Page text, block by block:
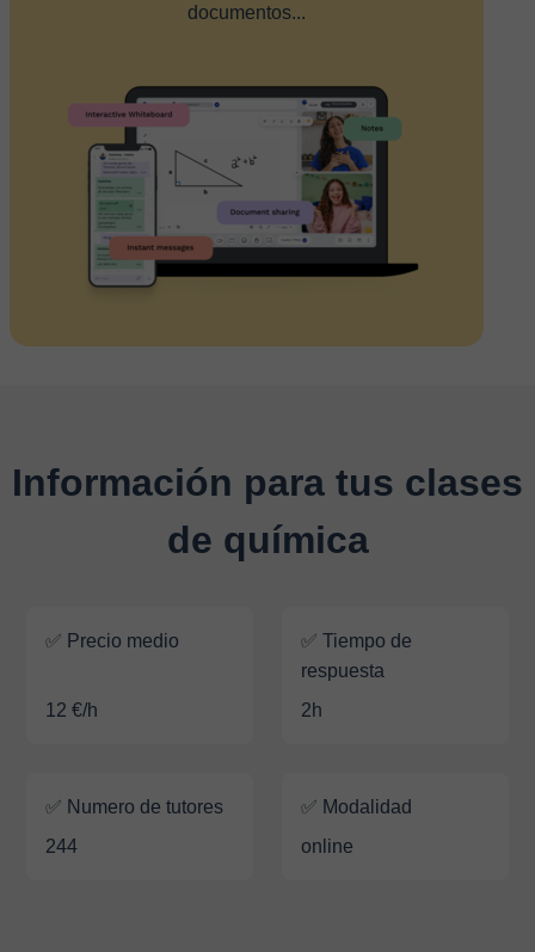
documentos...
Información para tus clases
de química
✅ Precio medio
12 €/h
✅ Tiempo de
respuesta
2h
✅ Numero de tutores
244
✅ Modalidad
online